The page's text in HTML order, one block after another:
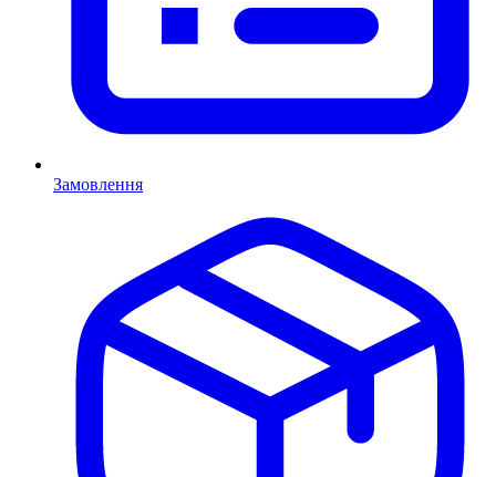
Замовлення